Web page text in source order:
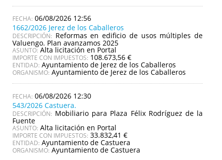
06/08/2026 12:56
1662/2026 Jerez de los Caballeros
DESCRIPCIÓN: Reformas en edificio de usos múltiples de
Valuengo. Plan avanzamos 2025
ASUNTO: Alta licitación en Portal
IMPORTE CON IMPUESTOS: 108.673,56 €
ENTIDAD: Ayuntamiento de Jerez de los Caballeros
ORGANISMO: Ayuntamiento de Jerez de los Caballeros
06/08/2026 12:30
543/2026 Castuera.
DESCRIPCIÓN: Mobiliario para Plaza Félix Rodríguez de la
Fuente
ASUNTO: Alta licitación en Portal
IMPORTE CON IMPUESTOS: 33.832,41 €
ENTIDAD: Ayuntamiento de Castuera
ORGANISMO: Ayuntamiento de Castuera